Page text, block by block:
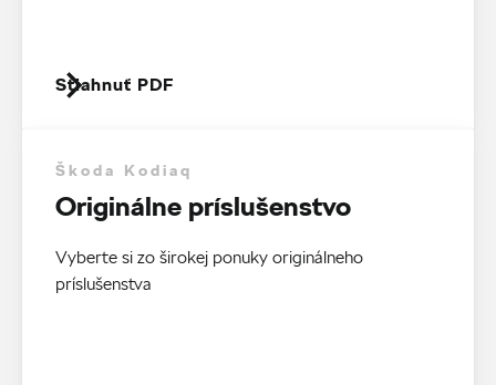
Stiahnuť PDF
Škoda Kodiaq
Originálne príslušenstvo
Vyberte si zo širokej ponuky originálneho
príslušenstva